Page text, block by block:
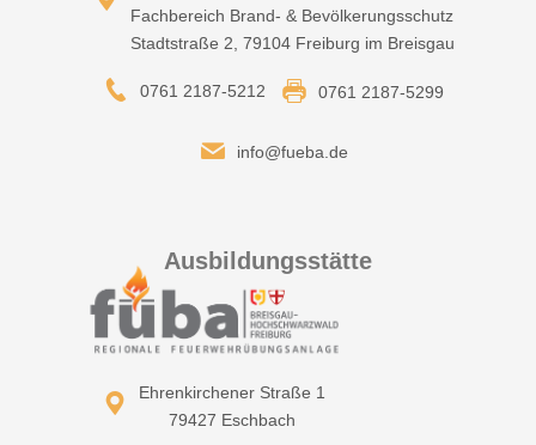
Fachbereich Brand- & Bevölkerungsschutz
Stadtstraße 2, 79104 Freiburg im Breisgau
0761 2187-5212 0761 2187-5299
info@fueba.de
Ausbildungsstätte
Ehrenkirchener Straße 1
79427 Eschbach